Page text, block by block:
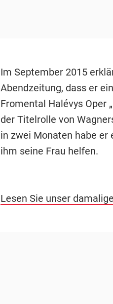
Im September 2015
Abendzeitung, dass er
Fromental Halévys Oper
der Titelrolle von
in zwei Monaten habe er
ihm seine Frau helfen.
Lesen Sie unser